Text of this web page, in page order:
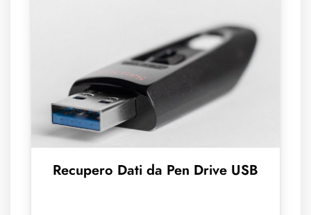
Recupero Dati da Pen Drive USB